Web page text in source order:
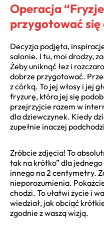
Operacja
przygotować się
Decyzja podjęta,
salonie. I tu, moi drodzy,
Żeby uniknąć łez i
dobrze przygotować.
z córką. To jej włosy i jej
fryzurę, która jej się
przejrzyjcie razem w
dla dziewczynek. Kiedy
zupełnie inaczej
Zróbcie zdjęcia! To
tak na krótko” dla
innego na 2 centymetry.
nieporozumienia.
chodzi. To ułatwi życie i
wiedział, jak obciąć
zgodnie z waszą wizją.